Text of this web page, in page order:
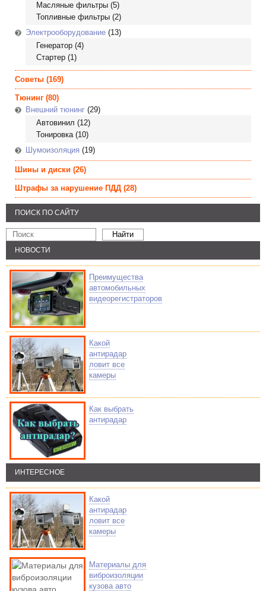
Масляные фильтры (5)
Топливные фильтры (2)
Электрооборудование (13)
Генератор (4)
Стартер (1)
Советы (169)
Тюнинг (80)
Внешний тюнинг (29)
Автовинил (12)
Тонировка(10)
Шумоизоляция (19)
Шины и диски (26)
Штрафы за нарушение ПДД (28)
ПОИСК ПО САЙТУ
НОВОСТИ
Преимущества
автомобильных
видеорегистраторов
Какой
антирадар
ловит все
камеры
Как выбрать
антирадар
ИНТЕРЕСНОЕ
Какой
антирадар
ловит все
камеры
Материалы для
виброизоляции
кузова авто